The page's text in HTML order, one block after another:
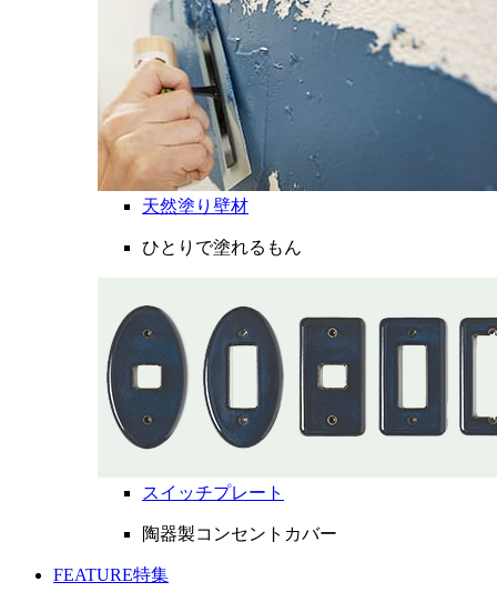
天然塗り壁材
ひとりで塗れるもん
スイッチプレート
陶器製コンセントカバー
FEATURE特集